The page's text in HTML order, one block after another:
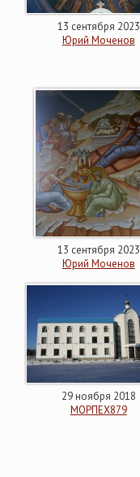
13 сентября 2023
Юрий Моченов
13 сентября 2023
Юрий Моченов
29 ноября 2018
МОРПЕХ879